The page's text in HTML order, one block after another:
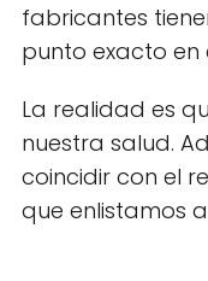
fabricantes
punto exacto en
La realidad es
nuestra salud.
coincidir con el
que enlistamos